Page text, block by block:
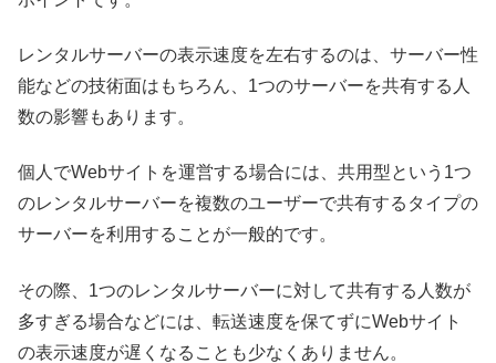
レンタルサーバーの表示速度を左右するのは、サーバー性
能などの技術面はもちろん、1つのサーバーを共有する人
数の影響もあります。
個人でWebサイトを運営する場合には、共用型という1つ
のレンタルサーバーを複数のユーザーで共有するタイプの
サーバーを利用することが一般的です。
その際、1つのレンタルサーバーに対して共有する人数が
多すぎる場合などには、転送速度を保てずにWebサイト
の表示速度が遅くなることも少なくありません。